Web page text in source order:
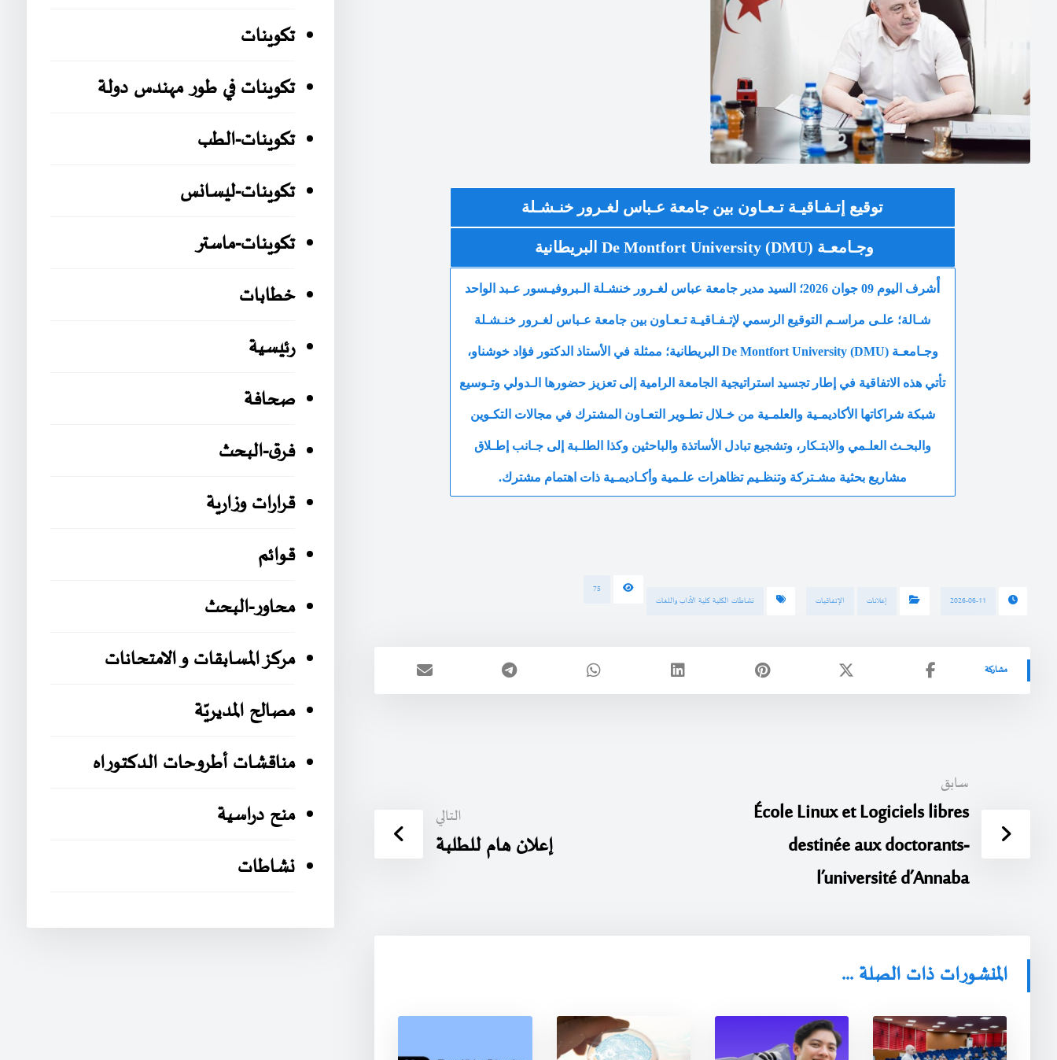
توقيع إتـفـاقيـة تـعـاون بين جامعة عـباس لغـرور خنـشـلة
وجـامعـة De Montfort University (DMU) البريطانية
أ شرف اليوم 09 جوان 2026؛ السيد مدير جامعة عباس لغـرور خنشـلة الـبروفيـسور عـبد الواحد
شـالة؛ علـى مراسـم التوقيع الرسمي لإتـفـاقيـة تـعـاون بين جامعة عـباس لغـرور خنـشـلة
وجـامعـة De Montfort University (DMU) البريطانية؛ ممثلة في الأستاذ الدكتور فؤاد خوشناو،
تأتي هذه الاتفاقية في إطار تجسيد استراتيجية الجامعة الرامية إلى تعزيز حضورها الـدولي وتـوسيع
شبكة شراكاتها الأكاديمـية والعلمـية من خـلال تطـوير التعـاون المشترك في مجالات التكـوين
والبحـث العلـمي والابتـكار، وتشجيع تبادل الأساتذة والباحثين وكذا الطلـبة إلى جـانب إطـلاق
مشاريع بحثية مشـتركة وتنظـيم تظاهرات علـمية وأكـاديمـية ذات اهتمام مشترك.
2026-06-11 إعلانات الإتفاقيات نشاطات الكلية كلية الآداب واللغات
75
سابق
École Linux et Logiciels libres
destinée aux doctorants-
l’université d’Annaba
التالي
إعلان هام للطلبة
المنشورات ذات الصلة ...
تكوينات
تكوينات في طور مهندس دولة
تكوينات-الطب
تكوينات-ليسانس
تكوينات-ماستر
خطابات
رئيسية
صحافة
فرق-البحث
قرارات وزارية
قوائم
محاور-البحث
مركز المسابقات و الامتحانات
مصالح المديريّة
مناقشات أطروحات الدكتوراه
منح دراسية
نشاطات